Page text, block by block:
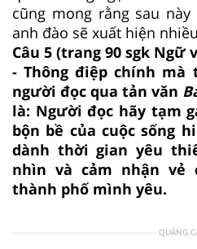
cũng mong rằng sau
anh đào sẽ xuất hiện
Câu 5 (trang 90 sgk Ngữ
- Thông điệp chính
người đọc qua tản văn
là: Người đọc hãy tạm
bộn bề của cuộc sống
dành thời gian yêu
nhìn và cảm nhận vẻ
thành phố mình yêu.
QUẢNG